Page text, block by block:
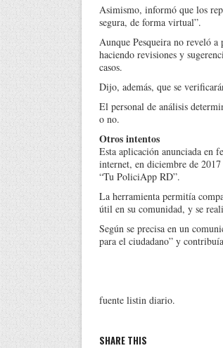
Asimismo, informó que los
segura, de forma virtual”.
Aunque Pesqueira no re­veló
ha­ciendo revisiones y
casos.
Dijo, además, que se
El personal de análisis
o no.
Otros intentos
Esta aplicación anunciada en
internet, en diciembre de
“Tu PoliciApp RD”.
La herramienta permitía
útil en su comunidad, y se
Según se precisa en un
para el ciuda­dano” y
fuente listin diario.
SHARE THIS